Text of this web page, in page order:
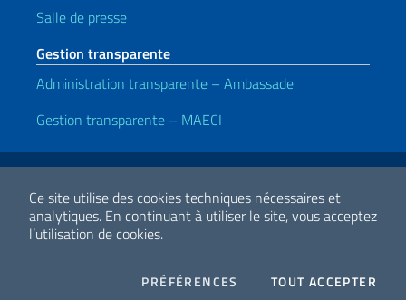
Ce site utilise des cookies techniques nécessaires et
analytiques. En continuant à utiliser le site, vous acceptez
l’utilisation de cookies.
PRÉFÉRENCES COOKIESTOUT ACCEPTER
Salle de presse
Gestion transparente
Administration transparente – Ambassade
Gestion transparente – MAECI
Liens utiles